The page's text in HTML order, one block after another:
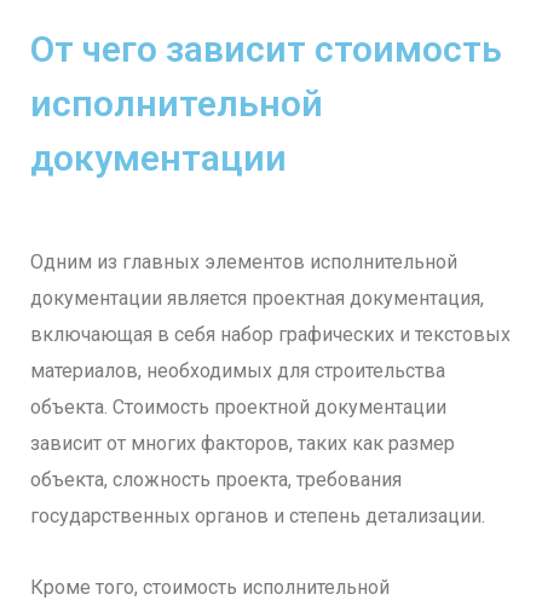
От чего зависит стоимость
исполнительной
документации
Одним из главных элементов исполнительной
документации является проектная документация,
включающая в себя набор графических и текстовых
материалов, необходимых для строительства
объекта. Стоимость проектной документации
зависит от многих факторов, таких как размер
объекта, сложность проекта, требования
государственных органов и степень детализации.
Кроме того, стоимость исполнительной